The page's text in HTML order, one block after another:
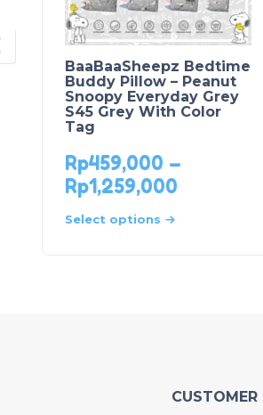
BaaBaaSheepz Bedtime
Buddy Pillow – Peanut
Snoopy Everyday Grey
S45 Grey With Color
Tag
Rp459,000 –
Rp1,259,000
Select options
CUSTOMER